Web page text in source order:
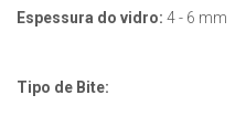
Espessura do vidro: 4 - 6 mm
Tipo de Bite: